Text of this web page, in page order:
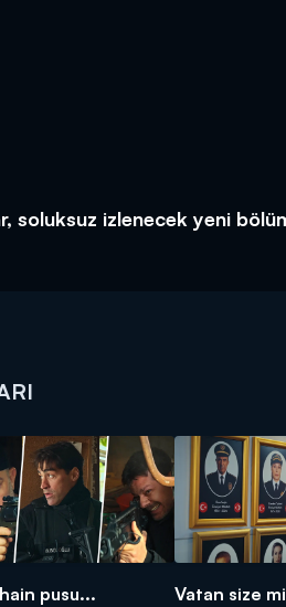
soluksuz izlenecek yeni
pusu... Vatan size